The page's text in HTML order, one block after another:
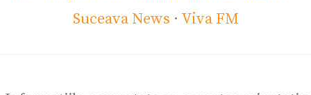
Suceava News · Viva FM